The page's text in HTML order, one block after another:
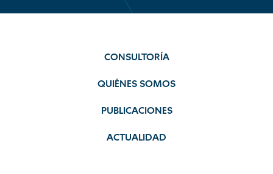
CONSULTORÍA
QUIÉNES SOMOS
PUBLICACIONES
ACTUALIDAD